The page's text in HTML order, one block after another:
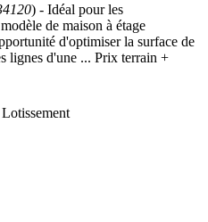
) - Idéal pour les
de maison à étage
d'optimiser la surface de
lignes d'une ... Prix terrain +
Lotissement